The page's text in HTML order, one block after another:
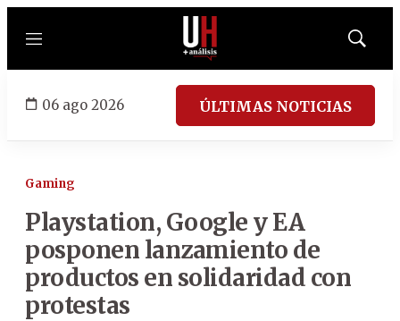
Menú
Mostrar
06 ago 2026 ÚLTIMAS NOTICIAS
Gaming
Playstation, Google y EA
posponen lanzamiento de
productos en solidaridad con
protestas